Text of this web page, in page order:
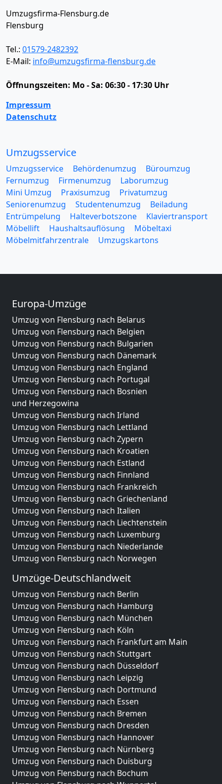
Umzugsfirma-Flensburg.de
Flensburg
Tel.: 01579-2482392
E-Mail: info@umzugsfirma-flensburg.de
Öffnungszeiten: Mo - Sa: 06:30 - 17:30 Uhr
Impressum
Datenschutz
Umzugsservice
Umzugsservice Behördenumzug
Büroumzug
Fernumzug
Firmenumzug
Laborumzug
Mini Umzug
Praxisumzug
Privatumzug
Seniorenumzug
Studentenumzug
Beiladung
Entrümpelung
Halteverbotszone
Klaviertransport
Möbellift
Haushaltsauflösung
Möbeltaxi
Möbelmitfahrzentrale
Umzugskartons
Europa-Umzüge
Umzug von Flensburg nach Belarus
Umzug von Flensburg nach Belgien
Umzug von Flensburg nach Bulgarien
Umzug von Flensburg nach Dänemark
Umzug von Flensburg nach England
Umzug von Flensburg nach Portugal
Umzug von Flensburg nach Bosnien
und Herzegowina
Umzug von Flensburg nach Irland
Umzug von Flensburg nach Lettland
Umzug von Flensburg nach Zypern
Umzug von Flensburg nach Kroatien
Umzug von Flensburg nach Estland
Umzug von Flensburg nach Finnland
Umzug von Flensburg nach Frankreich
Umzug von Flensburg nach Griechenland
Umzug von Flensburg nach Italien
Umzug von Flensburg nach Liechtenstein
Umzug von Flensburg nach Luxemburg
Umzug von Flensburg nach Niederlande
Umzug von Flensburg nach Norwegen
Umzüge-Deutschlandweit
Umzug von Flensburg nach Berlin
Umzug von Flensburg nach Hamburg
Umzug von Flensburg nach München
Umzug von Flensburg nach Köln
Umzug von Flensburg nach Frankfurt am Main
Umzug von Flensburg nach Stuttgart
Umzug von Flensburg nach Düsseldorf
Umzug von Flensburg nach Leipzig
Umzug von Flensburg nach Dortmund
Umzug von Flensburg nach Essen
Umzug von Flensburg nach Bremen
Umzug von Flensburg nach Dresden
Umzug von Flensburg nach Hannover
Umzug von Flensburg nach Nürnberg
Umzug von Flensburg nach Duisburg
Umzug von Flensburg nach Bochum